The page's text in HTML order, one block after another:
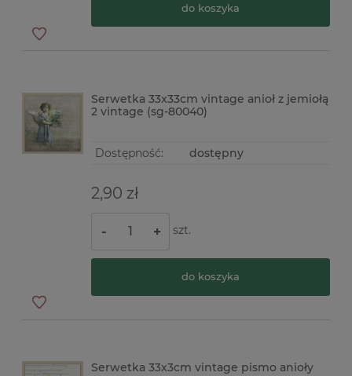
do koszyka
Serwetka 33x33cm vintage anioł z jemiołą
2 vintage (sg-80040)
Dostępność: dostępny
2,90 zł
- + szt.
do koszyka
Serwetka 33x3cm vintage pismo anioły